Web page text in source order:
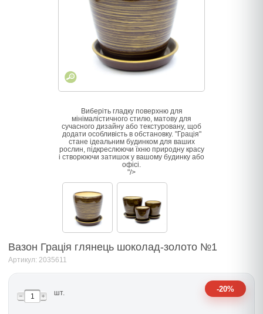
Виберіть гладку поверхню для
мінімалістичного стилю, матову для
сучасного дизайну або текстуровану, щоб
додати особливість в обстановку. "Грація"
стане ідеальним будинком для ваших
рослин, підкреслюючи їхню природну красу
і створюючи затишок у вашому будинку або
офісі.
"/>
Вазон Грація глянець шоколад-золото №1
Артикул: 2035611
-20%
шт.